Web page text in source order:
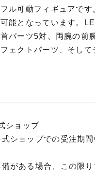
ル可動フィギュアで
能となっています。
パーツ5対、両腕の
ェクトパーツ、そし
ショップ
ショップでの受注期
がある場合、この限り